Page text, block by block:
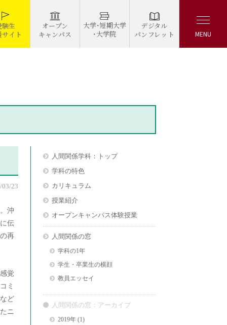
験生
イト
オープン
キャンパス
大学・短期大学
・大学院
デジタル
パンフレット
MENU
03/23
沖
伝
再
覚
ミ
ど
ニ
人間関係学科：トップ
学科の特色
カリキュラム
授業紹介
オープンキャンパス体験授業
人間関係の窓
学科の1年
学生・卒業生の横顔
教員エッセイ
人間関係の窓：アーカイブ
2019年(1)